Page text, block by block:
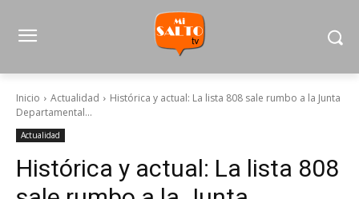
Inicio Actualidad
Histórica y actual: La lista 808 sale rumbo a la Junta
Departamental...
Actualidad
Histórica y actual: La lista 808